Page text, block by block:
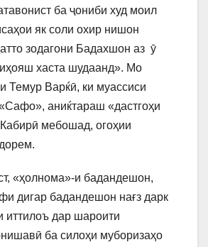
ба ҷониби худ моил
як соли охир нишон
зодагони Бадахшон аз ӯ
хаста шудаанд». Мо
Темур Варќӣ, ки муассиси
аниќтараш «дастгоҳи
Кабирӣ мебошад, огоҳии
«ҳолнома»-и бадандешон,
дигар бадандешон нағз дарк
иттилоъ дар шароити
ба силоҳи муборизаҳо